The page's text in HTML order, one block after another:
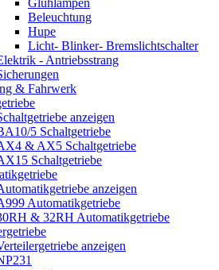
Beleuchtung
Hupe
Licht- Blinker- Bremslichtschalter
- Antriebsstrang
& Fahrwerk
anzeigen
5 Schaltgetriebe
& AX5 Schaltgetriebe
Schaltgetriebe
anzeigen
Automatikgetriebe
& 32RH Automatikgetriebe
anzeigen